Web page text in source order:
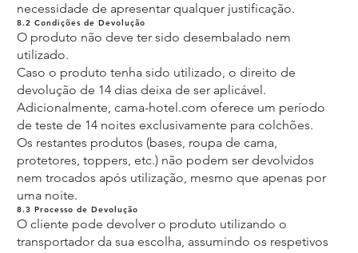
necessidade de apresentar qualquer justificação.
8.2 Condições de Devolução
O produto não deve ter sido desembalado nem
utilizado.
Caso o produto tenha sido utilizado, o direito de
devolução de 14 dias deixa de ser aplicável.
Adicionalmente, cama-hotel.com oferece um período
de teste de 14 noites exclusivamente para colchões.
Os restantes produtos (bases, roupa de cama,
protetores, toppers, etc.) não podem ser devolvidos
nem trocados após utilização, mesmo que apenas por
uma noite.
8.3 Processo de Devolução
O cliente pode devolver o produto utilizando o
transportador da sua escolha, assumindo os respetivos